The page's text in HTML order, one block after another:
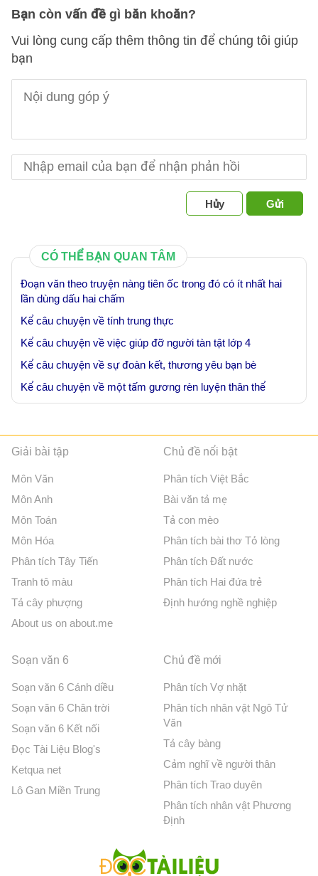
Bạn còn vấn đề gì băn khoăn?
Vui lòng cung cấp thêm thông tin để chúng tôi giúp
bạn
Hủy Gửi
CÓ THỂ BẠN QUAN TÂM
Đoạn văn theo truyện nàng tiên ốc trong đó có ít nhất hai
lần dùng dấu hai chấm
Kể câu chuyện về tính trung thực
Kể câu chuyện về việc giúp đỡ người tàn tật lớp 4
Kể câu chuyện về sự đoàn kết, thương yêu bạn bè
Kể câu chuyện về một tấm gương rèn luyện thân thể
Giải bài tập
Môn Văn
Môn Anh
Môn Toán
Môn Hóa
Phân tích Tây Tiến
Tranh tô màu
Tả cây phượng
About us on about.me
Chủ đề nổi bật
Phân tích Việt Bắc
Bài văn tả mẹ
Tả con mèo
Phân tích bài thơ Tỏ lòng
Phân tích Đất nước
Phân tích Hai đứa trẻ
Định hướng nghề nghiệp
Soạn văn 6
Soạn văn 6 Cánh diều
Soạn văn 6 Chân trời
Soạn văn 6 Kết nối
Đọc Tài Liệu Blog's
Ketqua net
Lô Gan Miền Trung
Chủ đề mới
Phân tích Vợ nhặt
Phân tích nhân vật Ngô Tử
Văn
Tả cây bàng
Cảm nghĩ về người thân
Phân tích Trao duyên
Phân tích nhân vật Phương
Định